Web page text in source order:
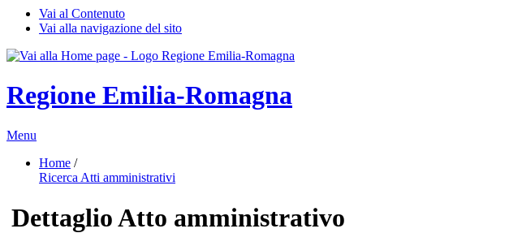
Vai al Contenuto
Vai alla navigazione del sito
Regione Emilia-Romagna
Menu
Home /
Ricerca Atti amministrativi
Dettaglio Atto amministrativo